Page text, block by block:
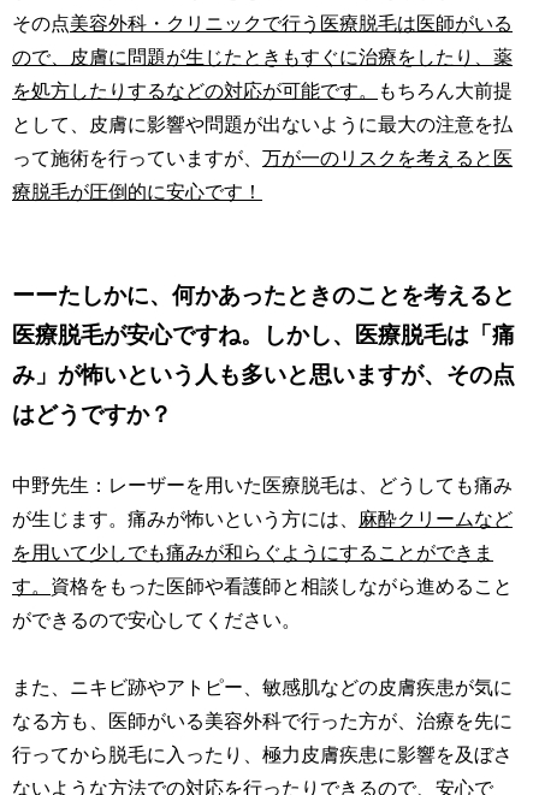
その点美容外科・クリニックで行う医療脱毛は医師がいる
ので、皮膚に問題が生じたときもすぐに治療をしたり、薬
を処方したりするなどの対応が可能です。
もちろん大前提
として、皮膚に影響や問題が出ないように最大の注意を払
って施術を行っていますが、 万が一のリスクを考えると医
療脱毛が圧倒的に安心です！
ーーたしかに、何かあったときのことを考えると
医療脱毛が安心ですね。しかし、医療脱毛は「痛
み」が怖いという人も多いと思いますが、その点
はどうですか？
中野先生：レーザーを用いた医療脱毛は、どうしても痛み
が生じます。痛みが怖いという方には、
麻酔クリームなど
を用いて少しでも痛みが和らぐようにすることができま
す。 資格をもった医師や看護師と相談しながら進めること
ができるので安心してください。
また、ニキビ跡やアトピー、敏感肌などの皮膚疾患が気に
なる方も、医師がいる美容外科で行った方が、治療を先に
行ってから脱毛に入ったり、極力皮膚疾患に影響を及ぼさ
ないような方法での対応を行ったりできるので、安心で